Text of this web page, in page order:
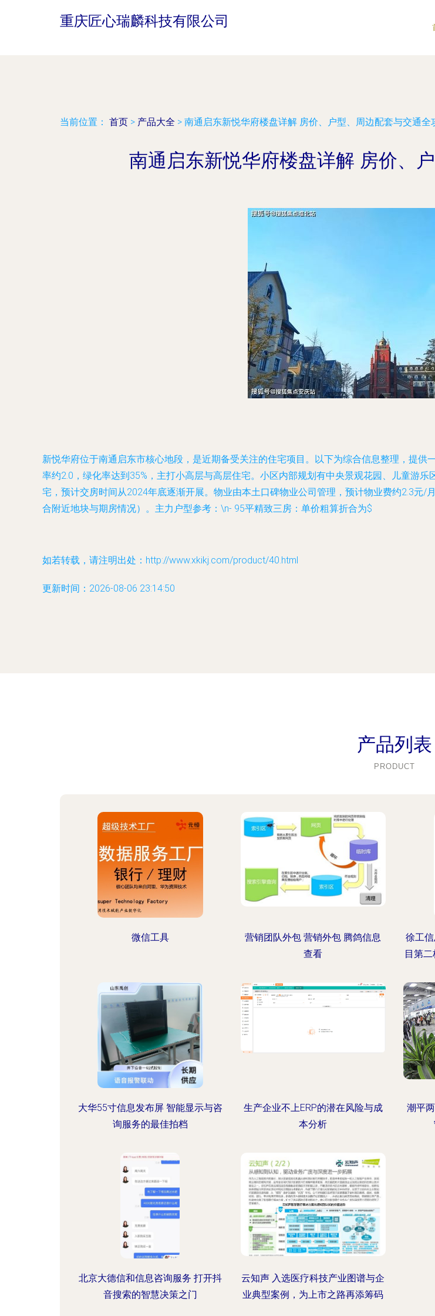
重庆匠心瑞麟科技有限公司
当前位置： 首页 > 产品大全 > 南通启东新悦华府楼盘详解 房价、户型、周边配套与交通全
南通启东新悦华府楼盘详解 房价、
新悦华府位于南通启东市核心地段，是近期备受关注的住宅项目。以下为综合信息整理，提
率约2.0，绿化率达到35%，主打小高层与高层住宅。小区内部规划有中央景观花园、儿童游
宅，预计交房时间从2024年底逐渐开展。物业由本土口碑物业公司管理，预计物业费约2.3元
合附近地块与期房情况）。主力户型参考：\n- 95平精致三房：单价粗算折合为$
如若转载，请注明出处：http://www.xkikj.com/product/40.html
更新时间：2026-08-06 23:14:50
产品列表
PRODUCT
微信工具
营销团队外包 营销外包 腾鸽信息
查看
徐工
目第
大华55寸信息发布屏 智能显示与咨
询服务的最佳拍档
生产企业不上ERP的潜在风险与成
本分析
潮平
北京大德信和信息咨询服务 打开抖
音搜索的智慧决策之门
云知声 入选医疗科技产业图谱与企
业典型案例，为上市之路再添筹码